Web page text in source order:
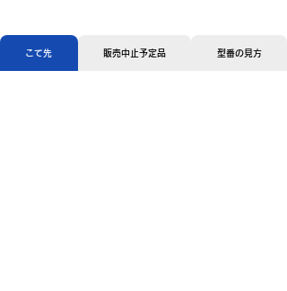
こて先 販売中止予定品 型番の見方